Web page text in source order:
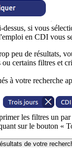
dessus, si vous
en CDI vous
peu de résultats,
ou certains filtres et
à votre recherche
les filtres un
sur le bouton «
de votre